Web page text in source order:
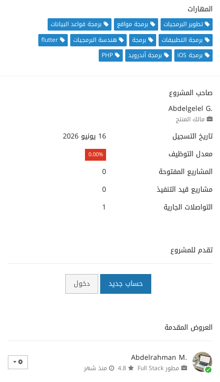
المهارات
تطوير البرمجيات برمجة مواقع
برمجة قواعد البيانات
برمجة التطبيقات
برمجة هندسة البرمجيات
flutter
برمجة iOS
برمجة أندرويد PHP
صاحب المشروع
Abdelgelel G.
مالك المنتج
تاريخ التسجيل
16 يونيو 2026
معدل التوظيف
0.00%
المشاريع المفتوحة
0
مشاريع قيد التنفيذ
0
التواصلات الجارية
1
تقدم للمشروع
حساب جديد دخول
العروض المقدمة
Abdelrahman M.
مطور Full Stack منذ شهر